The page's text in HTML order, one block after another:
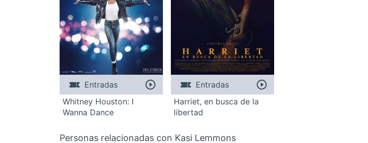
Entradas
Whitney Houston: I
Wanna Dance
Entradas
Harriet, en busca de la
libertad
Personas relacionadas con Kasi Lemmons